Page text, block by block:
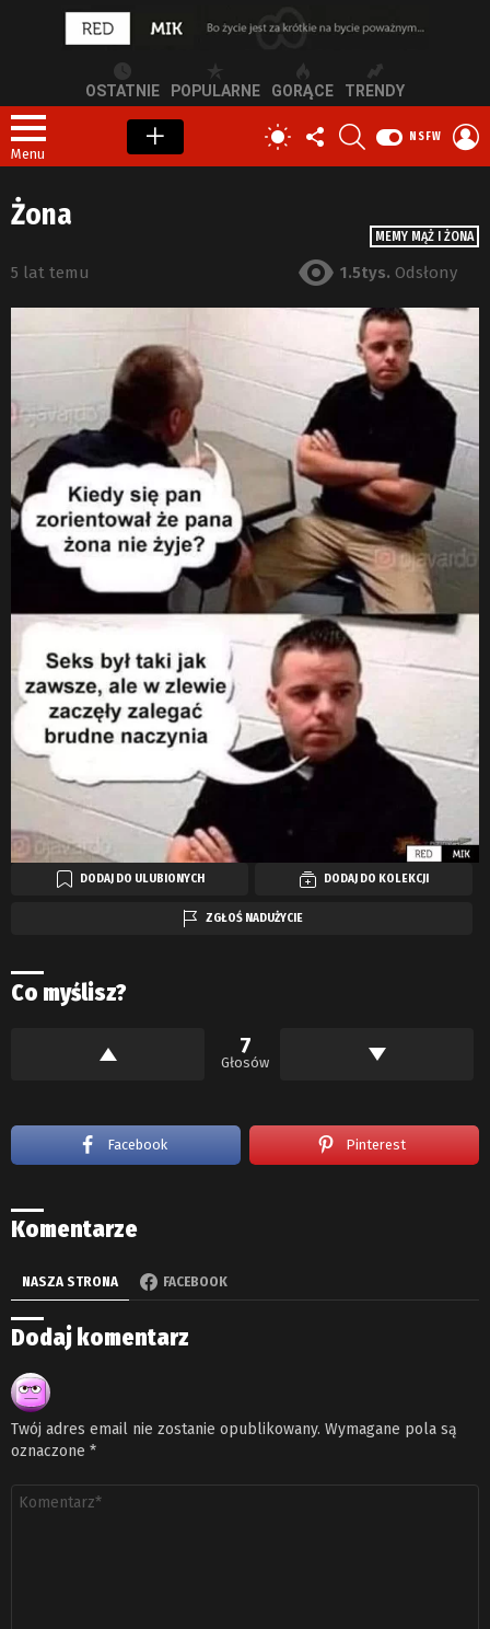
OSTATNIE POPULARNE GORĄCE TRENDY
Menu
PRZEŁĄCZ
SKÓRKĘ
OBSERWUJ
NAS
NSFW
MEMY MĄŻ I ŻONA
Żona
5 lat temu 1.5tys. Odsłony
DODAJ DO ULUBIONYCH DODAJ DO KOLEKCJI
ZGŁOŚ NADUŻYCIE
Co myślisz?
7
Głosów
Facebook Pinterest
Komentarze
NASZA STRONA FACEBOOK
Dodaj komentarz
Twój adres email nie zostanie opublikowany. Wymagane pola są
oznaczone *
Komentarz